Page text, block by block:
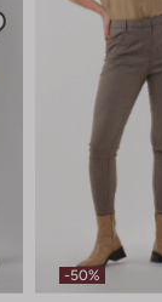
-50%